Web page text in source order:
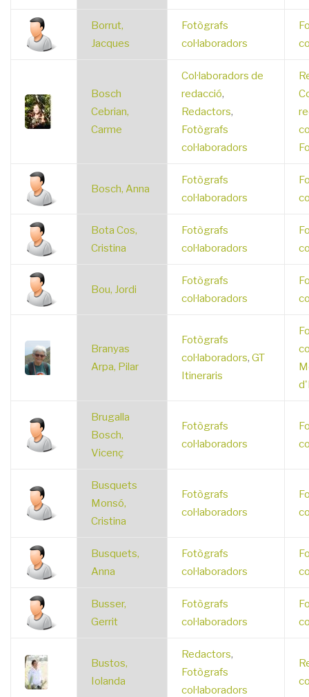
Borrut,
Jacques
Fotògrafs
col·laboradors
Bosch
Cebrian,
Carme
Col·laboradors de
redacció,
Redactors,
Fotògrafs
col·laboradors
Bosch, Anna
Fotògrafs
col·laboradors
Bota Cos,
Cristina
Fotògrafs
col·laboradors
Bou, Jordi
Fotògrafs
col·laboradors
Branyas
Arpa, Pilar
Fotògrafs
col·laboradors, GT
Itineraris
Brugalla
Bosch,
Vicenç
Fotògrafs
col·laboradors
Busquets
Monsó,
Cristina
Fotògrafs
col·laboradors
Busquets,
Anna
Fotògrafs
col·laboradors
Busser,
Gerrit
Fotògrafs
col·laboradors
Bustos,
Iolanda
Redactors,
Fotògrafs
col·laboradors